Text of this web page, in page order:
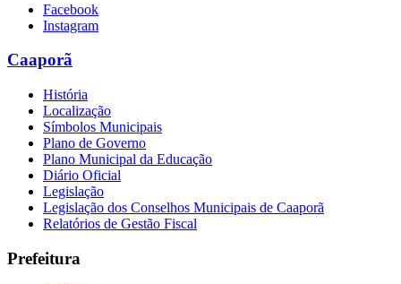
Facebook
Instagram
Caaporã
História
Localização
Símbolos Municipais
Plano de Governo
Plano Municipal da Educação
Diário Oficial
Legislação
Legislação dos Conselhos Municipais de Caaporã
Relatórios de Gestão Fiscal
Prefeitura